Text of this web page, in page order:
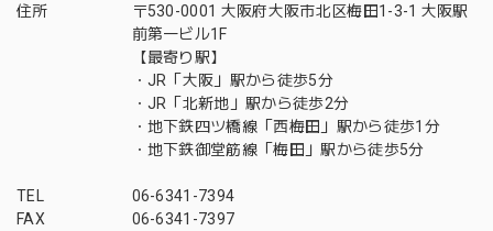
住所
〒530-0001 大阪府大阪市北区梅田1-3-1 大阪駅
前第一ビル1F
【最寄り駅】
・JR「大阪」駅から徒歩5分
・JR「北新地」駅から徒歩2分
・地下鉄四ツ橋線「西梅田」駅から徒歩1分
・地下鉄御堂筋線「梅田」駅から徒歩5分
TEL
06-6341-7394
FAX
06-6341-7397